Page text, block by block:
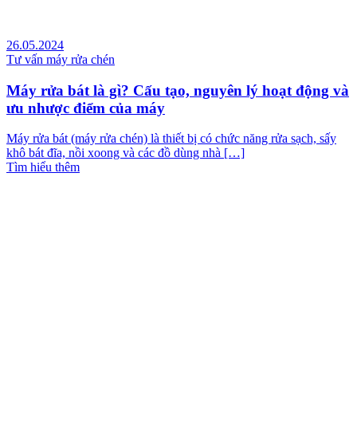
26.05.2024
Tư vấn máy rửa chén
Máy rửa bát là gì? Cấu tạo, nguyên lý hoạt động và
ưu nhược điểm của máy
Máy rửa bát (máy rửa chén) là thiết bị có chức năng rửa sạch, sấy
khô bát đĩa, nồi xoong và các đồ dùng nhà […]
Tìm hiểu thêm